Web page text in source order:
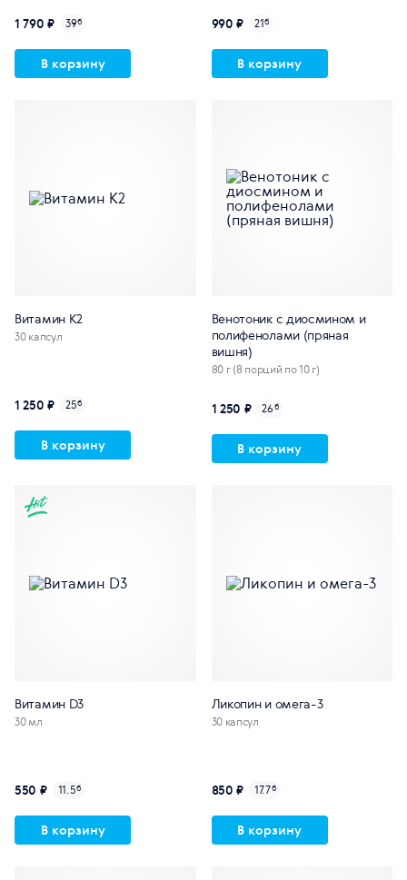
1 790 ₽ 39б
В корзину
990 ₽ 21б
В корзину
Витамин К2
30 капсул
1 250 ₽ 25б
В корзину
Венотоник с диосмином и
полифенолами (пряная
вишня)
80 г (8 порций по 10 г)
1 250 ₽ 26б
В корзину
Витамин D3
30 мл
550 ₽ 11.5б
В корзину
Ликопин и омега-3
30 капсул
850 ₽ 17.7б
В корзину